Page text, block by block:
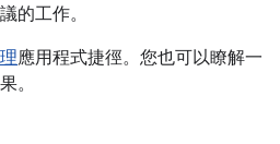
的工作。
應用程式捷徑。您也可以瞭解一
。